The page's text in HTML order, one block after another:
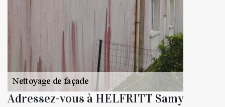
Adressez-vous à HELFRITT Samy